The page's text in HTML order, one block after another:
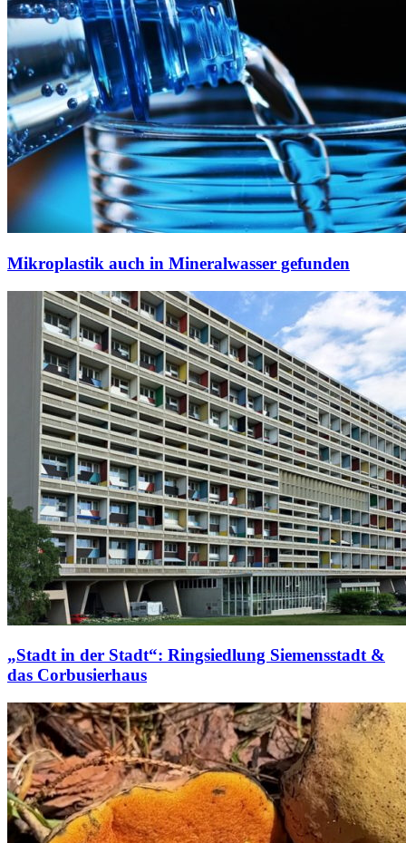
Mikroplastik auch in Mineralwasser gefunden
„Stadt in der Stadt“: Ringsiedlung Siemensstadt &
das Corbusierhaus